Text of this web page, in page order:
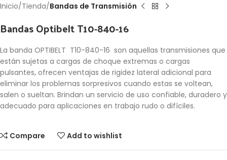
Inicio Tienda Bandas de Transmisión
Bandas Optibelt T10-840-16
La banda OPTIBELT T10-840-16 son aquellas transmisiones que
están sujetas a cargas de choque extremas o cargas
pulsantes, ofrecen ventajas de rigidez lateral adicional para
eliminar los problemas sorpresivos cuando estas se voltean,
salen o sueltan. Brindan un servicio de uso confiable, duradero y
adecuado para aplicaciones en trabajo rudo o difíciles.
Compare Add to wishlist